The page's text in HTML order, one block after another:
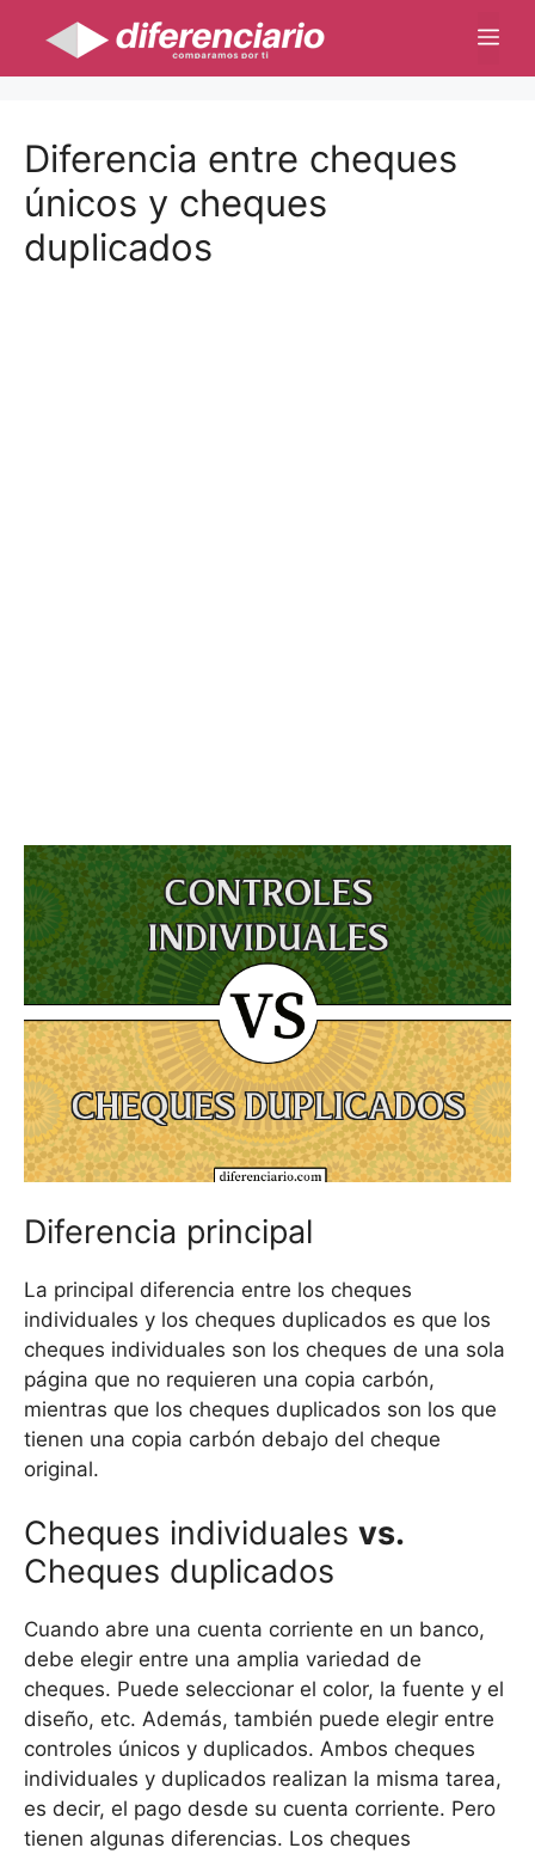
contenido
Diferencia entre cheques
únicos y cheques
duplicados
Diferencia principal
La principal diferencia entre los cheques
individuales y los cheques duplicados es que los
cheques individuales son los cheques de una sola
página que no requieren una copia carbón,
mientras que los cheques duplicados son los que
tienen una copia carbón debajo del cheque
original.
Cheques individuales vs.
Cheques duplicados
Cuando abre una cuenta corriente en un banco,
debe elegir entre una amplia variedad de
cheques. Puede seleccionar el color, la fuente y el
diseño, etc. Además, también puede elegir entre
controles únicos y duplicados. Ambos cheques
individuales y duplicados realizan la misma tarea,
es decir, el pago desde su cuenta corriente. Pero
tienen algunas diferencias. Los cheques